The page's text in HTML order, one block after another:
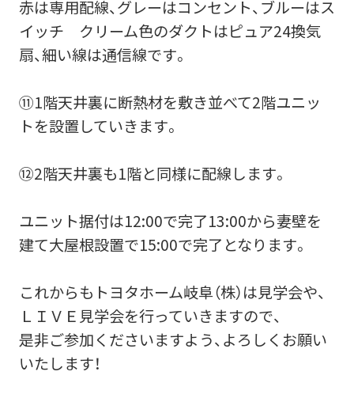
赤は専用配線、グレーはコンセント、ブルーはス
イッチ クリーム色のダクトはピュア24換気
扇、細い線は通信線です。
⑪1階天井裏に断熱材を敷き並べて2階ユニッ
トを設置していきます。
⑫2階天井裏も1階と同様に配線します。
ユニット据付は12:00で完了13:00から妻壁を
建て大屋根設置で15:00で完了となります。
これからもトヨタホーム岐阜（株）は見学会や、
ＬＩＶＥ見学会を行っていきますので、
是非ご参加くださいますよう、よろしくお願い
いたします！